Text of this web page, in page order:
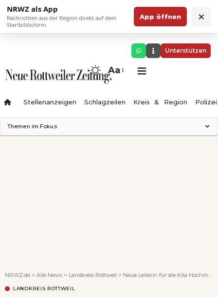
NRWZ als App
Nachrichten aus der Region direkt auf dem
Startbildschirm.
App öffnen ×
Unterstützen
Aa
Stellenanzeigen Schlagzeilen Kreis & Region Polizei
Themen im Fokus
NRWZ.de > Alle News > Landkreis Rottweil > Neue Leiterin für die Kita Hochmauren
LANDKREIS ROTTWEIL